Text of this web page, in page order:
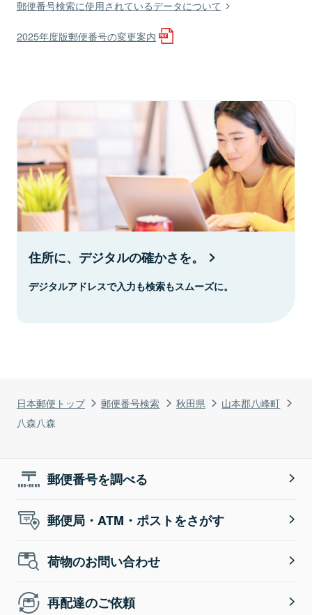
日本郵便トップ 郵便番号検索 秋田県
山本郡八峰町
八森八森
郵便番号検索に使用されているデータについて
2025年度版郵便番号の変更案内
住所に、デジタルの確かさを。
デジタルアドレスで入力も検索もスムーズに。
郵便番号を調べる
郵便局・ATM・ポストをさがす
荷物のお問い合わせ
再配達のご依頼